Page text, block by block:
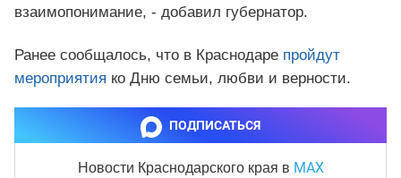
взаимопонимание, - добавил губернатор.
Ранее сообщалось, что в Краснодаре пройдут
мероприятия ко Дню семьи, любви и верности.
ПОДПИСАТЬСЯ
Новости Краснодарского края в MAX